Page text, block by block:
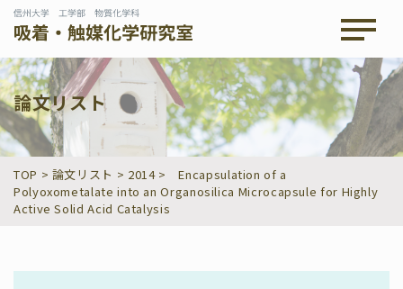
メニュ
論文リスト
TOP > 論文リスト > 2014>
Encapsulation of a
Polyoxometalate into an Organosilica Microcapsule for Highly
Active Solid Acid Catalysis